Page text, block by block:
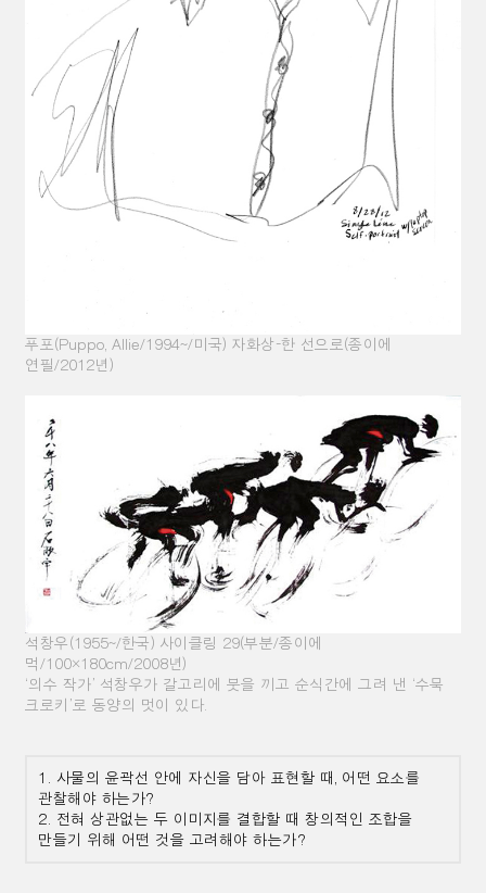
푸포 (Puppo, Allie/1994~/미국) 자화상 –한 선으로 (종이에
연필/2012년 )
석창우 (1955~/한국 ) 사이클링 29(부분/종이에
먹 /100×180cm/2008년 )
‘의수 작가’ 석창우가 갈고리에 붓을 끼고 순식간에 그려 낸 ‘수묵
크로키 ’ 로 동양의 멋이 있다
1. 사물의 윤곽선 안에 자신을 담아 표현할 때
어떤 요소를
관찰해야 하는가?
2. 전혀 상관없는 두 이미지를 결합할 때 창의적인 조합을
만들기 위해 어떤 것을 고려해야 하는가?